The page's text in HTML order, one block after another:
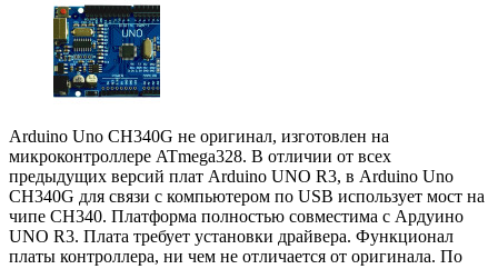
Arduino Uno CH340G не оригинал, изготовлен на
микроконтроллере ATmega328. В отличии от всех
предыдущих версий плат Arduino UNO R3, в Arduino Uno
CH340G для связи с компьютером по USB использует мост на
чипе CH340. Платформа полностью совместима с Ардуино
UNO R3. Плата требует установки драйвера. Функционал
платы контроллера, ни чем не отличается от оригинала. По